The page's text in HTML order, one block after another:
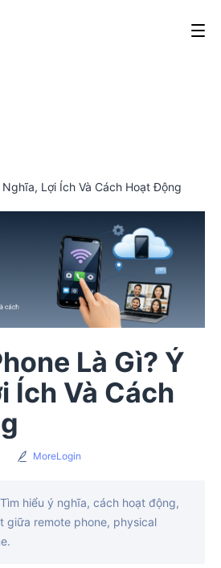
Nghĩa, Lợi Ích Và Cách Hoạt Động
Là Gì? Ý
Ích Và Cách
MoreLogin
hiểu ý nghĩa, cách hoạt động,
giữa remote phone, physical